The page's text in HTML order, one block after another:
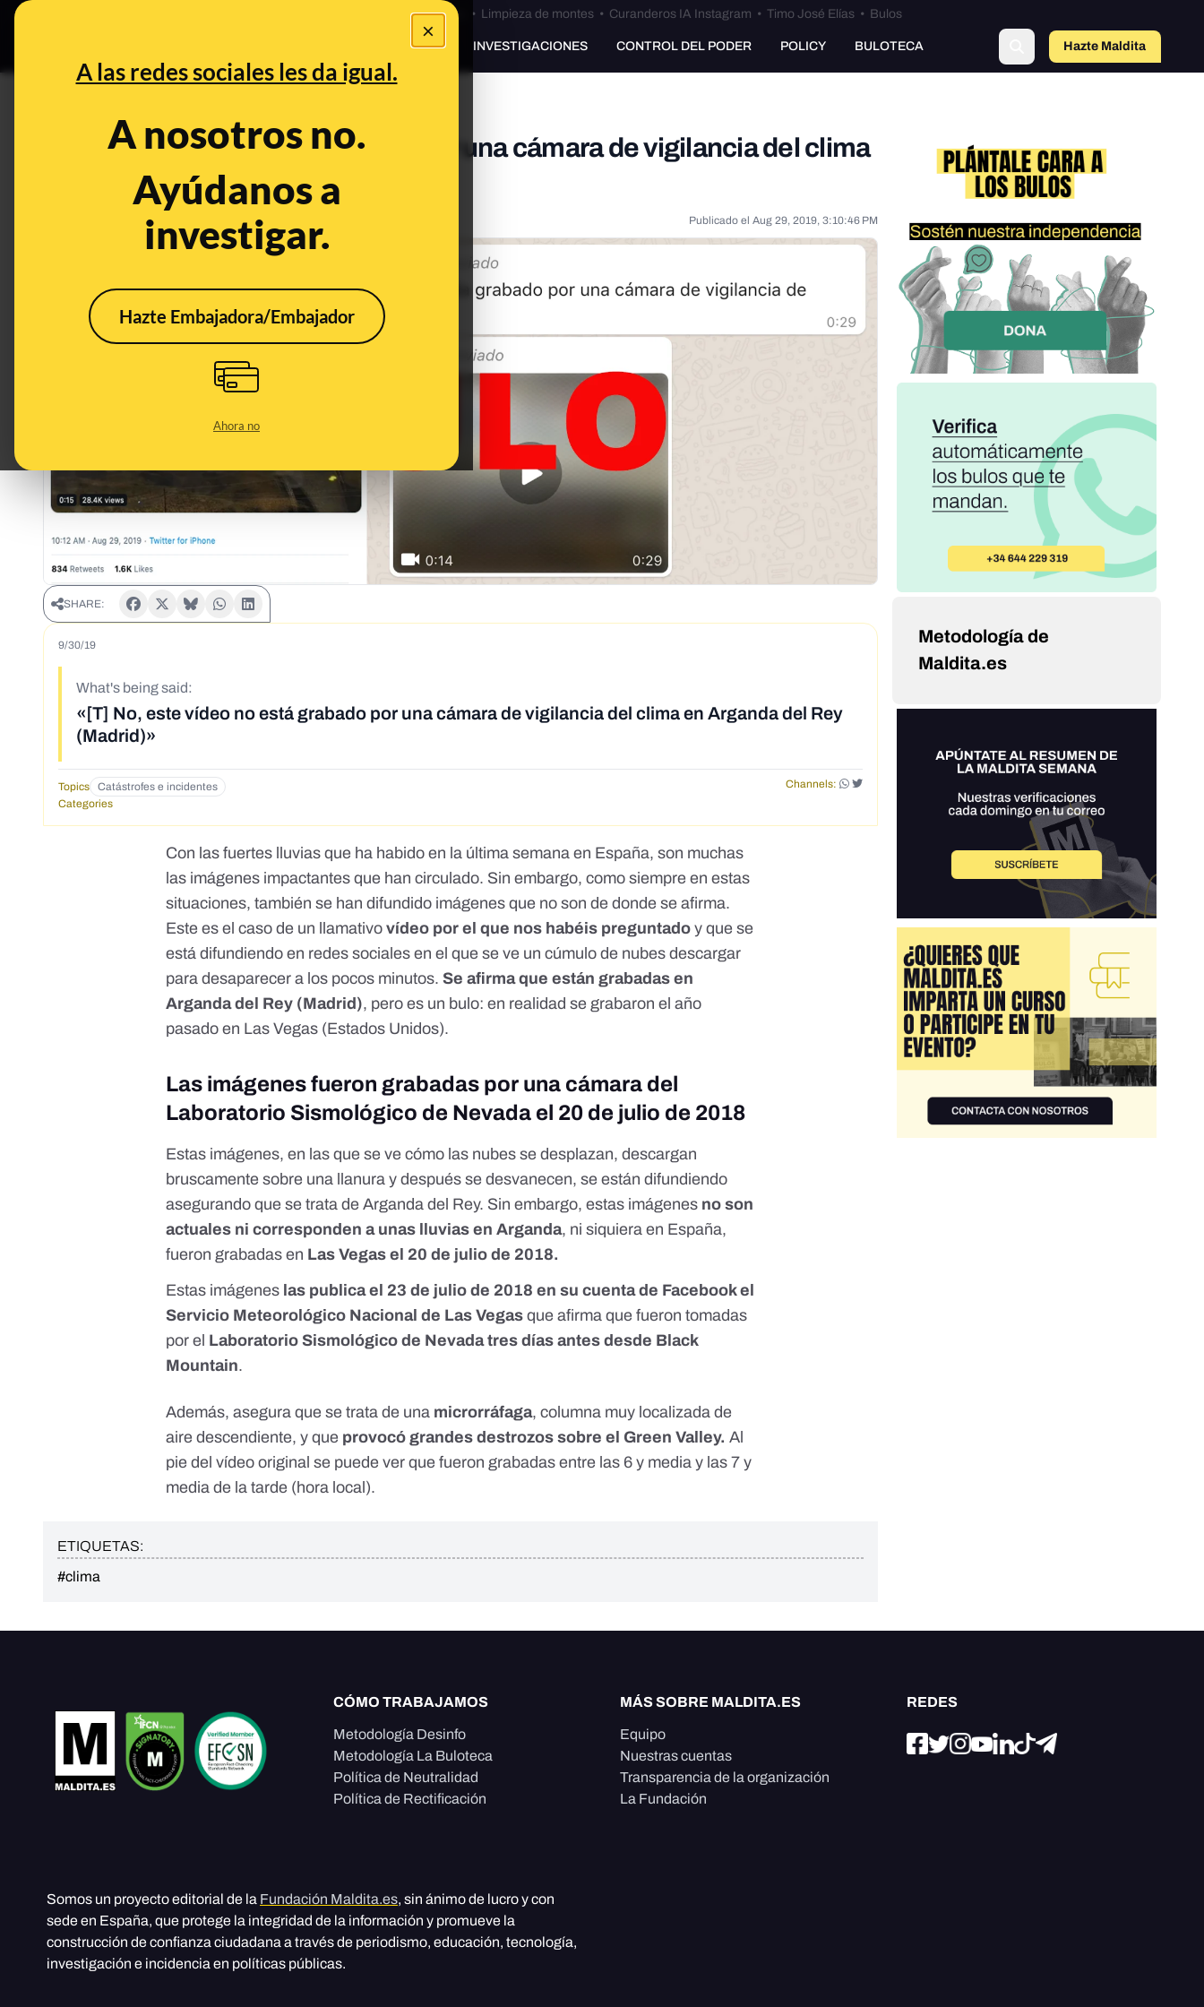
×
A las redes sociales les da igual.
A nosotros no.
Ayúdanos a
investigar.
Hazte Embajadora/Embajador
Ahora no
Bulos Ceuta • Limpieza de montes• Curanderos IA Instagram • Timo José Elías• Bulos
PREBUNKING INVESTIGACIONES CONTROL DEL PODER POLICY BULOTECA Hazte Maldita
No, este vídeo no está grabado por una cámara de vigilancia del clima
en Arganda del Rey (Madrid)
Publicado el Aug 29, 2019, 3:10:46 PM
SHARE:
9/30/19
What's being said:
«[T] No, este vídeo no está grabado por una cámara de vigilancia del clima en Arganda del Rey
(Madrid)»
Topics Catástrofes e incidentes
Channels:
Categories
Con las fuertes lluvias que ha habido en la última semana en España, son muchas
las imágenes impactantes que han circulado. Sin embargo, como siempre en estas
situaciones, también se han difundido imágenes que no son de donde se afirma.
Este es el caso de un llamativovídeo por el que nos habéis preguntado y que se
está difundiendo en redes sociales en el que se ve un cúmulo de nubes descargar
para desaparecer a los pocos minutos.Se afirma que están grabadas en
Arganda del Rey (Madrid), pero es un bulo: en realidad se grabaron el año
pasado en Las Vegas (Estados Unidos).
Las imágenes fueron grabadas por una cámara del
Laboratorio Sismológico de Nevada el 20 de julio de 2018
Estas imágenes, en las que se ve cómo las nubes se desplazan, descargan
bruscamente sobre una llanura y después se desvanecen, se están difundiendo
asegurando que se trata de Arganda del Rey. Sin embargo, estas imágenes no son
actuales ni corresponden a unas lluvias en Arganda, ni siquiera en España,
fueron grabadas en Las Vegas el 20 de julio de 2018.
Estas imágenes las publica el 23 de julio de 2018en su cuenta de Facebook el
Servicio Meteorológico Nacional de Las Vegas que afirma que fueron tomadas
por el Laboratorio Sismológico de Nevada tres días antes desde Black
Mountain.
Además, asegura que se trata de una microrráfaga, columna muy localizada de
aire descendiente, y que provocó grandes destrozos sobre el Green Valley. Al
pie del vídeo original se puede ver que fueron grabadas entre las 6 y media y las 7 y
media de la tarde (hora local).
ETIQUETAS:
#clima
Metodología de
Maldita.es
CÓMO TRABAJAMOS
Metodología Desinfo
Metodología La Buloteca
Política de Neutralidad
Política de Rectificación
MÁS SOBRE MALDITA.ES
Equipo
Nuestras cuentas
Transparencia de la organización
La Fundación
REDES
Somos un proyecto editorial de la Fundación Maldita.es, sin ánimo de lucro y con
sede en España, que protege la integridad de la información y promueve la
construcción de confianza ciudadana a través de periodismo, educación, tecnología,
investigación e incidencia en políticas públicas.